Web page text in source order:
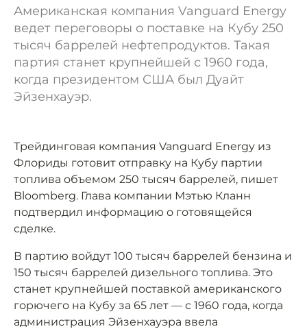
Американская компания Vanguard Energy
ведет переговоры о поставке на Кубу 250
тысяч баррелей нефтепродуктов. Такая
партия станет крупнейшей с 1960 года,
когда президентом США был Дуайт
Эйзенхауэр.
Трейдинговая компания Vanguard Energy из
Флориды готовит отправку на Кубу партии
топлива объемом 250 тысяч баррелей, пишет
Bloomberg. Глава компании Мэтью Кланн
подтвердил информацию о готовящейся
сделке.
В партию войдут 100 тысяч баррелей бензина и
150 тысяч баррелей дизельного топлива. Это
станет крупнейшей поставкой американского
горючего на Кубу за 65 лет — с 1960 года, когда
администрация Эйзенхауэра ввела